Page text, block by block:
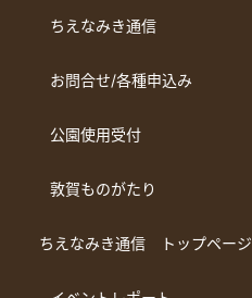
ちえなみき通信
お問合せ/各種申込み
公園使用受付
敦賀ものがたり
ちえなみき通信 トップページ